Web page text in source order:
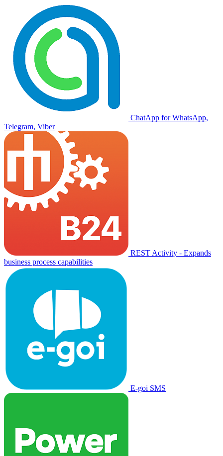
ChatApp for WhatsApp,
Telegram, Viber
REST Activity - Expands
business process capabilities
E-goi SMS